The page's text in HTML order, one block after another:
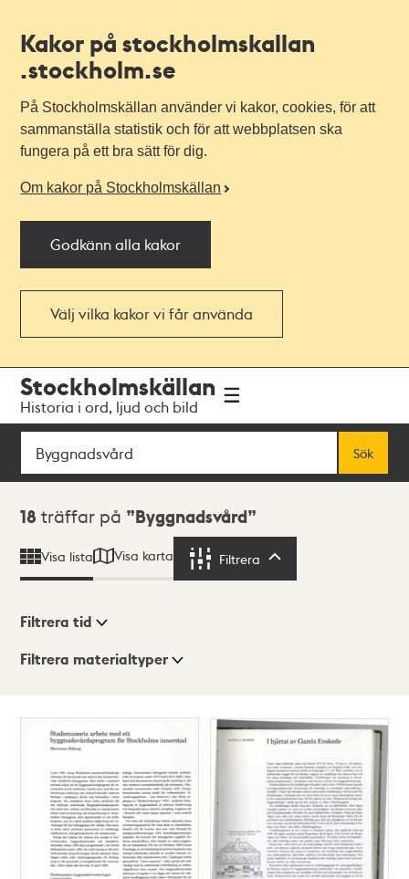
Kakor på stockholmskallan
.stockholm.se
På Stockholmskällan använder vi kakor, cookies, för att
sammanställa statistik och för att webbplatsen ska
fungera på ett bra sätt för dig.
Om kakor på Stockholmskällan
Godkänn alla kakor
Välj vilka kakor vi får använda
navigationen
huvudinnehållet
Stockholmskällan
Historia i ord, ljud och bild
Sök
Sök
Sökresultat
18 träffar på Byggnadsvård
Visa lista Visa karta Filtrera
Visningsläge
Lista
Karta
Filtrera tid
Filtrera materialtyper
träffar